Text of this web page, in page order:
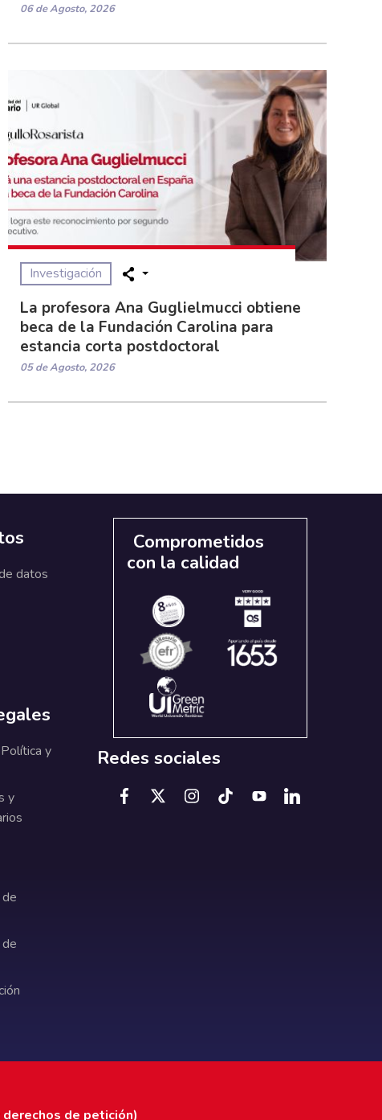
06 de Agosto, 2026
Investigación
La profesora Ana Guglielmucci obtiene
beca de la Fundación Carolina para
estancia corta postdoctoral
05 de Agosto, 2026
datos
y
y
Comprometidos
con la calidad
Redes sociales
de petición)